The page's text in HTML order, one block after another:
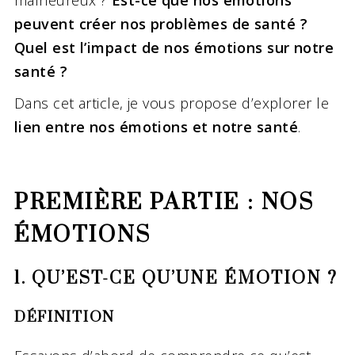
peuvent créer nos problèmes de santé ?
Quel est l’impact de nos émotions sur notre
santé ?
Dans cet article, je vous propose d’explorer le
lien entre nos émotions et notre santé.
PREMIÈRE PARTIE : NOS
ÉMOTIONS
1. QU’EST-CE QU’UNE ÉMOTION ?
DÉFINITION